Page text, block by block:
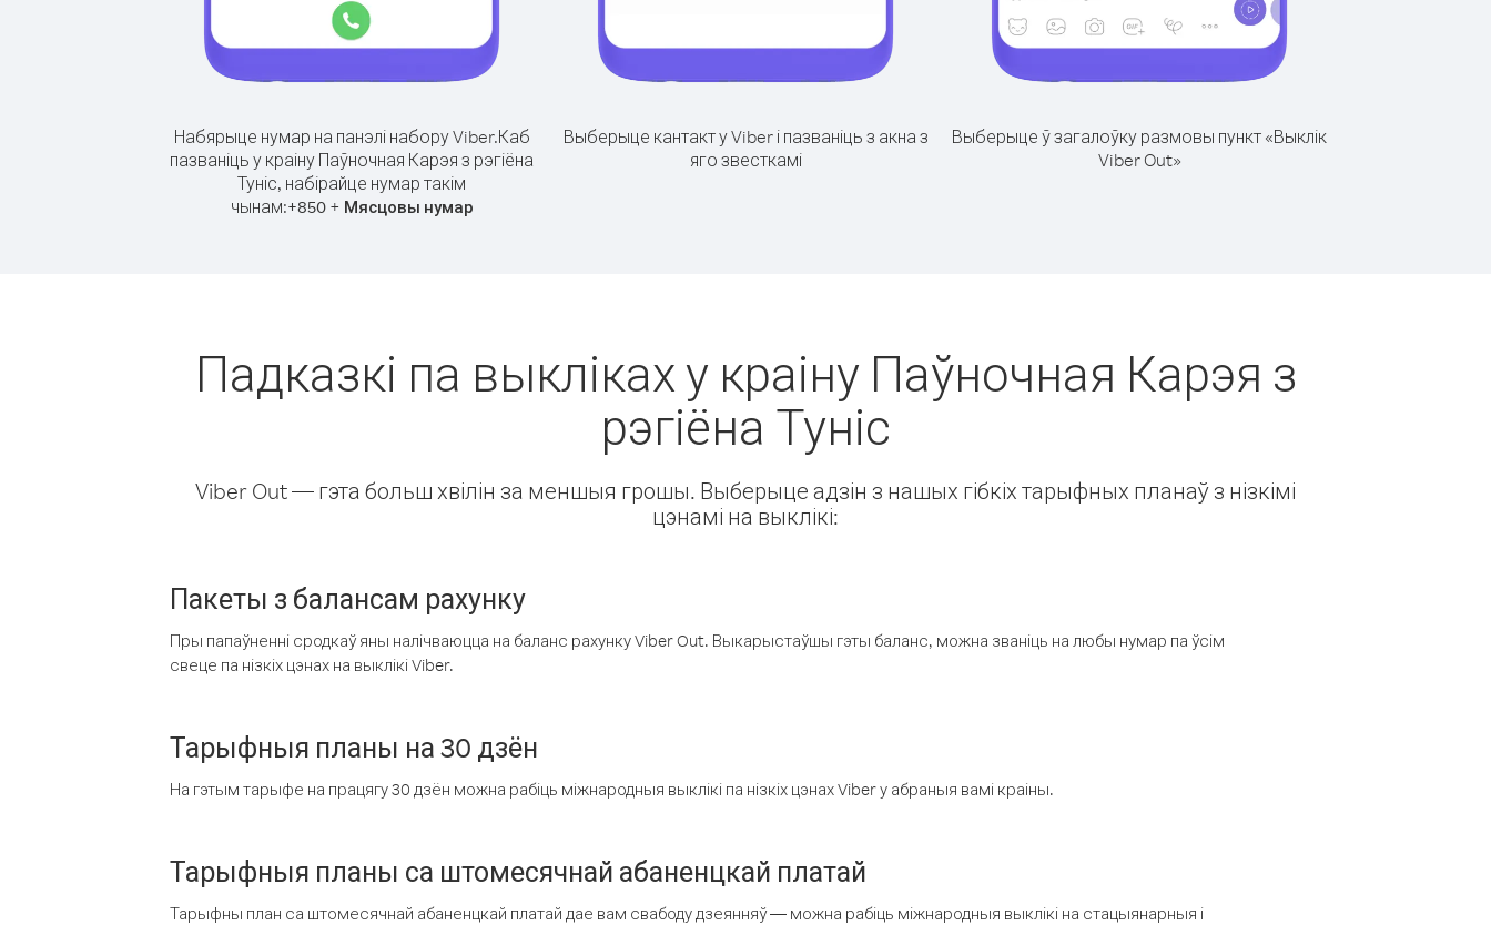
Набярыце нумар на панэлі набору Viber.Каб
пазваніць у краіну Паўночная Карэя з рэгіёна
Туніс, набірайце нумар такім
чынам:+850+ Мясцовы нумар
Выберыце кантакт у Viber і пазваніць з акна з
яго звесткамі
Выберыце ў загалоўку размовы пункт «Выклік
Viber Out»
Падказкі па выкліках у краіну Паўночная Карэя з
рэгіёна Туніс
Viber Out — гэта больш хвілін за меншыя грошы. Выберыце адзін з нашых гібкіх тарыфных планаў з нізкімі
цэнамі на выклікі:
Пакеты з балансам рахунку
Пры папаўненні сродкаў яны налічваюцца на баланс рахунку Viber Out. Выкарыстаўшы гэты баланс, можна званіць на любы нумар па ўсім
свеце па нізкіх цэнах на выклікі Viber.
Тарыфныя планы на 30 дзён
На гэтым тарыфе на працягу 30 дзён можна рабіць міжнародныя выклікі па нізкіх цэнах Viber у абраныя вамі краіны.
Тарыфныя планы са штомесячнай абаненцкай платай
Тарыфны план са штомесячнай абаненцкай платай дае вам свабоду дзеянняў — можна рабіць міжнародныя выклікі на стацыянарныя і